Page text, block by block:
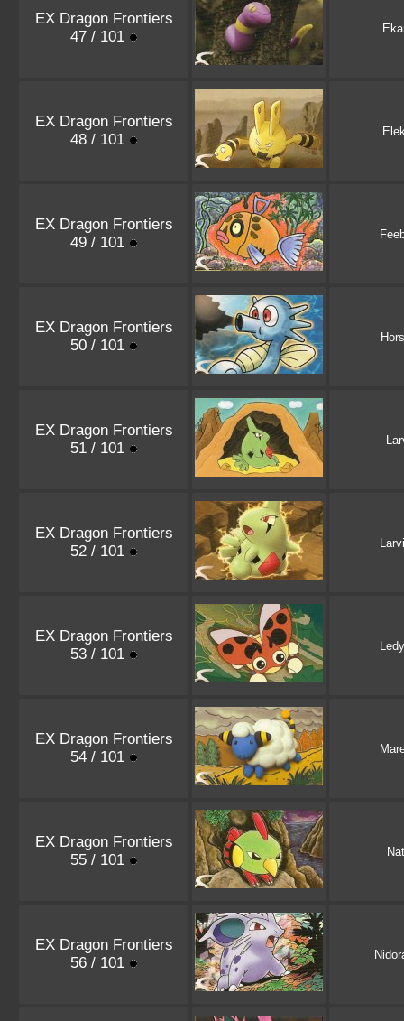
EX Dragon Frontiers
47 / 101
EX Dragon Frontiers
48 / 101
EX Dragon Frontiers
49 / 101
EX Dragon Frontiers
50 / 101
EX Dragon Frontiers
51 / 101
EX Dragon Frontiers
52 / 101
EX Dragon Frontiers
53 / 101
EX Dragon Frontiers
54 / 101
EX Dragon Frontiers
55 / 101
EX Dragon Frontiers
56 / 101